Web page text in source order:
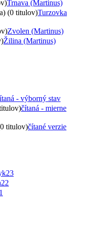
Trnava (Martinus)
(0 titulov)Turzovka
Zvolen (Martinus)
Žilina (Martinus)
- výborný stav
čítaná - mierne
titulov)čítané verzie
23
22